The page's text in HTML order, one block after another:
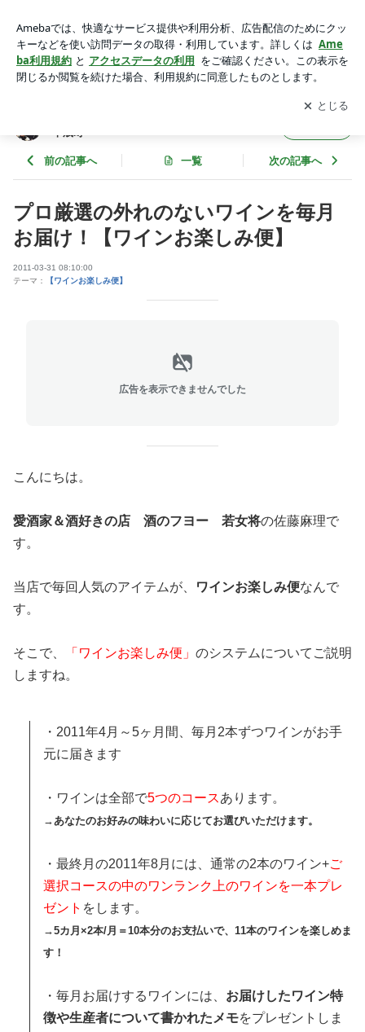
便】 | プロ厳選外れないワイン酒屋 福岡県春日市千歳町
アプリをダウンロードして ブログの更新通知
を受け取りまし
ょう。
開く
千歳町
前の記事へ 一覧 次の記事へ
プロ厳選の外れのないワインを毎月
お届け！【ワインお楽しみ便】
2011-03-31 08:10:00
テーマ：
【ワインお楽しみ便】
広告を表示できませんでした
こんにちは。
愛酒家＆酒好きの店 酒のフヨー 若女将の佐藤麻理で
す。
当店で毎回人気のアイテムが、 ワインお楽しみ便なんで
す。
そこで、 「ワインお楽しみ便」 のシステムについてご説明
しますね。
・2011年4月～5ヶ月間、毎月2本ずつワインがお手
元に届きます
・ワインは全部で5つのコースあります。
→あなたのお好みの味わいに応じてお選びいただけます。
・最終月の2011年8月には、通常の2本のワイン+ご
選択コースの中のワンランク上のワインを一本プレ
ゼント をします。
→5カ月×2本/月＝10本分のお支払いで、11本のワインを楽しめま
す！
・毎月お届けするワインには、 お届けしたワイン特
徴や生産者について書かれたメモをプレゼントしま